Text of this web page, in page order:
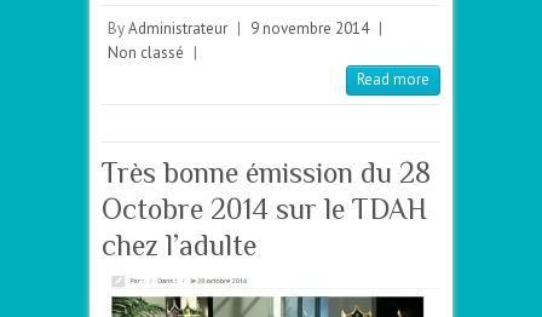
ByAdministrateur | 9 novembre 2014 |
Non classé |
Read more
Très bonne émission du 28
Octobre 2014 sur le TDAH
chez l’adulte